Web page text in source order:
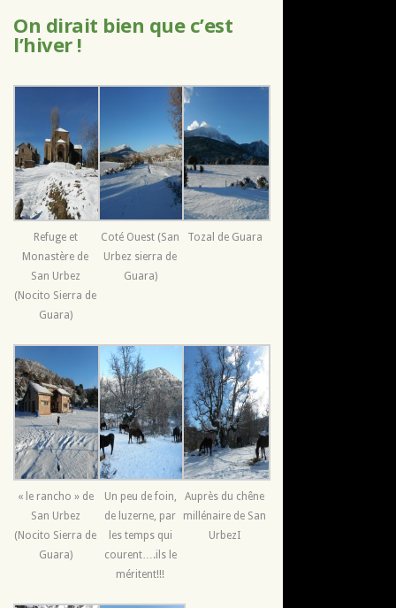
On dirait bien que c’est
l’hiver !
Refuge et
Monastère de
San Urbez
(Nocito Sierra de
Guara)
Coté Ouest (San
Urbez sierra de
Guara)
Tozal de Guara
« le rancho » de
San Urbez
(Nocito Sierra de
Guara)
Un peu de foin,
de luzerne, par
les temps qui
courent….ils le
méritent!!!
Auprès du chêne
millénaire de San
UrbezI